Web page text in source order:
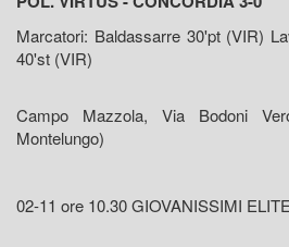
Marcatori: Baldassarre 30'pt (VIR)
40'st (VIR)
Campo Mazzola, Via Bodoni
Montelungo)
02-11 ore 10.30 GIOVANISSIMI